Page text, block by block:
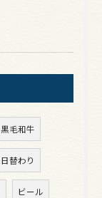
黒毛和牛
日替わり
ビール